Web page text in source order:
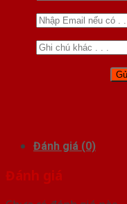
Đánh giá (0)
Đánh giá